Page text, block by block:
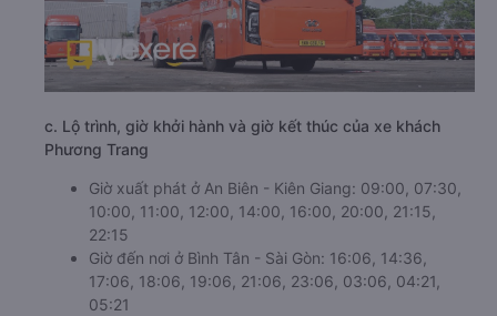
c. Lộ trình, giờ khởi hành và giờ kết thúc của xe khách
Phương Trang
Giờ xuất phát ở An Biên - Kiên Giang: 09:00, 07:30,
10:00, 11:00, 12:00, 14:00, 16:00, 20:00, 21:15,
22:15
Giờ đến nơi ở Bình Tân - Sài Gòn: 16:06, 14:36,
17:06, 18:06, 19:06, 21:06, 23:06, 03:06, 04:21,
05:21